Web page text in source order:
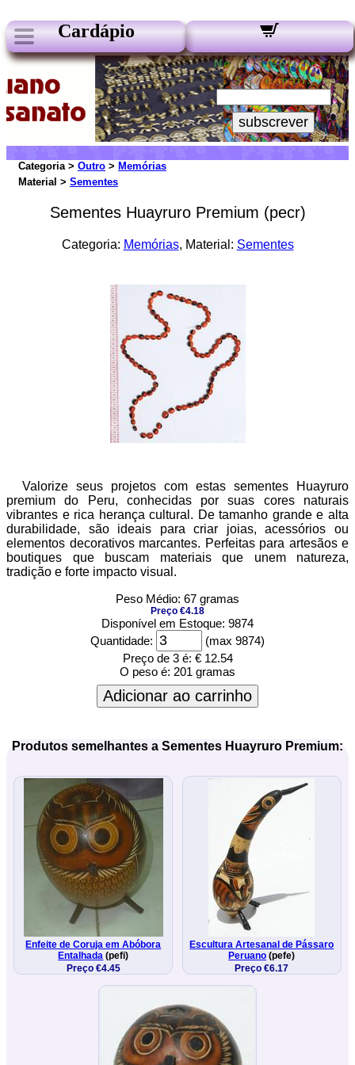
Cardápio
Nossos Boletins:
Seu e-mail:
subscrever
Categoria > Outro > Memórias
Material > Sementes
Sementes Huayruro Premium (pecr)
Categoria: Memórias, Material: Sementes
Valorize seus projetos com estas sementes Huayruro
premium do Peru, conhecidas por suas cores naturais
vibrantes e rica herança cultural. De tamanho grande e alta
durabilidade, são ideais para criar joias, acessórios ou
elementos decorativos marcantes. Perfeitas para artesãos e
boutiques que buscam materiais que unem natureza,
tradição e forte impacto visual.
Peso Médio: 67 gramas
Preço €4.18
Disponível em Estoque: 9874
Quantidade:
(max 9874)
Preço de 3 é: € 12.54
O peso é: 201 gramas
Adicionar ao carrinho
Produtos semelhantes a Sementes Huayruro Premium:
Enfeite de Coruja em Abóbora
Entalhada (pefi)
Preço €4.45
Escultura Artesanal de Pássaro
Peruano (pefe)
Preço €6.17